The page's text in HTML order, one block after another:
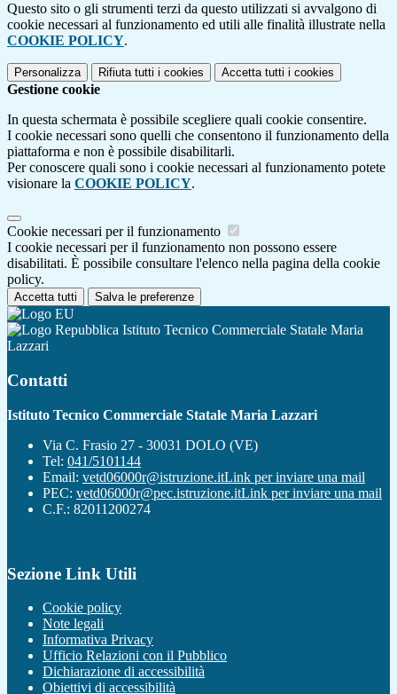
Questo sito o gli strumenti terzi da questo utilizzati si avvalgono di
cookie necessari al funzionamento ed utili alle finalità illustrate nella
COOKIE POLICY.
Personalizza Rifiuta tutti i cookies Accetta tutti i cookies
Gestione cookie
In questa schermata è possibile scegliere quali cookie consentire.
I cookie necessari sono quelli che consentono il funzionamento della
piattaforma e non è possibile disabilitarli.
Per conoscere quali sono i cookie necessari al funzionamento potete
visionare la COOKIE POLICY.
Cookie necessari per il funzionamento
I cookie necessari per il funzionamento non possono essere
disabilitati. È possibile consultare l'elenco nella pagina della cookie
policy.
Accetta tutti Salva le preferenze
Istituto Tecnico Commerciale Statale Maria
Lazzari
Contatti
Istituto Tecnico Commerciale Statale Maria Lazzari
Via C. Frasio 27 - 30031 DOLO (VE)
Tel: 041/5101144
Email: vetd06000r@istruzione.itLink per inviare una mail
PEC: vetd06000r@pec.istruzione.itLink per inviare una mail
C.F.: 82011200274
Sezione Link Utili
Cookie policy
Note legali
Informativa Privacy
Ufficio Relazioni con il Pubblico
Dichiarazione di accessibilità
Obiettivi di accessibilità